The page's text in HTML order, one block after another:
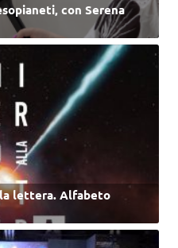
con Serena
lettera. Alfabeto